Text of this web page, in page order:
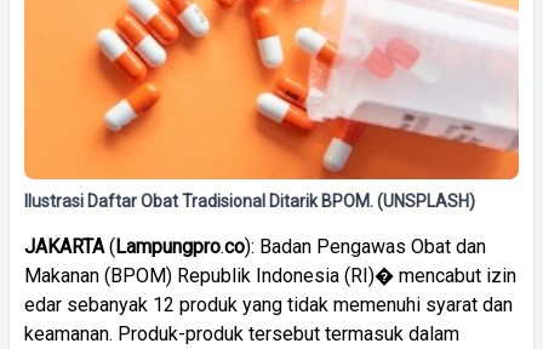
Ilustrasi Daftar Obat Tradisional Ditarik BPOM. (UNSPLASH)
JAKARTA(Lampungpro.co): Badan Pengawas Obat dan
Makanan (BPOM) Republik Indonesia (RI)� mencabut izin
edar sebanyak 12 produk yang tidak memenuhi syarat dan
keamanan. Produk-produk tersebut termasuk dalam